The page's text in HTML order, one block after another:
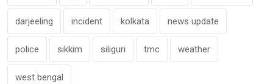
darjeeling incident kolkata news update
police sikkim siliguri tmc weather
west bengal